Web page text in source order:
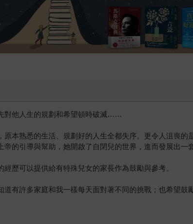
對他人生的規劃和希望頓時破滅……
本熟悉的生活、規劃好的人生全都失序。更令人沮喪
的引導與幫助，她開啟了自閉兒的世界，進而發展出一
歷可以提供給有特殊兒女的家長作為鼓勵與參考。
有許多家庭和我一樣每天面對著不同的挑戰；也希望鼓